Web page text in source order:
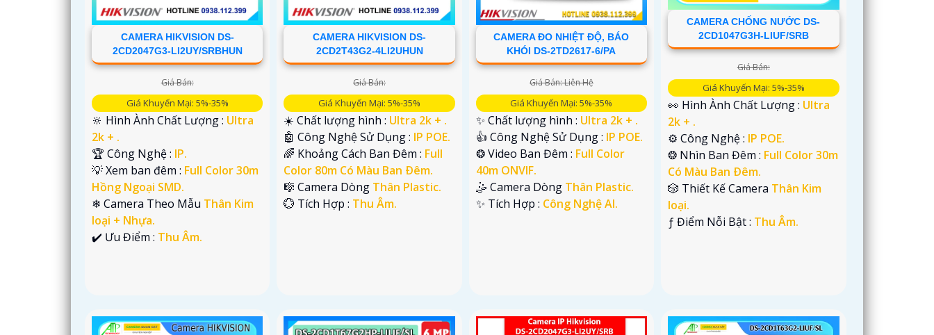
CAMERA HIKVISION DS-
2CD2047G3-LI2UY/SRBHUN
Giá Bán:
Giá Khuyến Mại: 5%-35%
🔆 Hình Ành Chất Lượng : Ultra
2k + .
🏆 Công Nghệ : IP.
💡 Xem ban đêm : Full Color 30m
Hồng Ngoại SMD.
❄ Camera Theo Mẫu Thân Kim
loại + Nhựa.
️✔️ Ưu Điểm : Thu Âm.
CAMERA HIKVISION DS-
2CD2T43G2-4LI2UHUN
Giá Bán:
Giá Khuyến Mại: 5%-35%
☀️ Chất lượng hình : Ultra 2k + .
🤖️ Công Nghệ Sử Dụng : IP POE.
🌈 Khoảng Cách Ban Đêm : Full
Color 80m Có Màu Ban Ðêm.
🎼️ Camera Dòng Thân Plastic.
️💮 Tích Hợp : Thu Âm.
CAMERA ĐO NHIỆT ĐỘ, BÁO
KHÓI DS-2TD2617-6/PA
Giá Bán: Liên Hệ
Giá Khuyến Mại: 5%-35%
✨ Chất lượng hình : Ultra 2k + .
👍 Công Nghệ Sử Dụng : IP POE.
❂ Video Ban Đêm : Full Color
40m ONVIF.
🤹 Camera Dòng Thân Plastic.
️✨ Tích Hợp : Công Nghệ AI.
CAMERA CHỐNG NƯỚC DS-
2CD1047G3H-LIUF/SRB
Giá Bán:
Giá Khuyến Mại: 5%-35%
👀 Hình Ành Chất Lượng : Ultra
2k + .
⚙ Công Nghệ : IP POE.
❂ Nhìn Ban Đêm : Full Color 30m
Có Màu Ban Ðêm.
🎲 Thiết Kế Camera Thân Kim
loại.
️ƒ Điểm Nỗi Bật : Thu Âm.